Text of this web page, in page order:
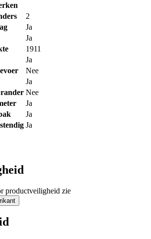
2
Ja
Ja
1911
Ja
Nee
Ja
Nee
Ja
Ja
Ja
productveiligheid zie